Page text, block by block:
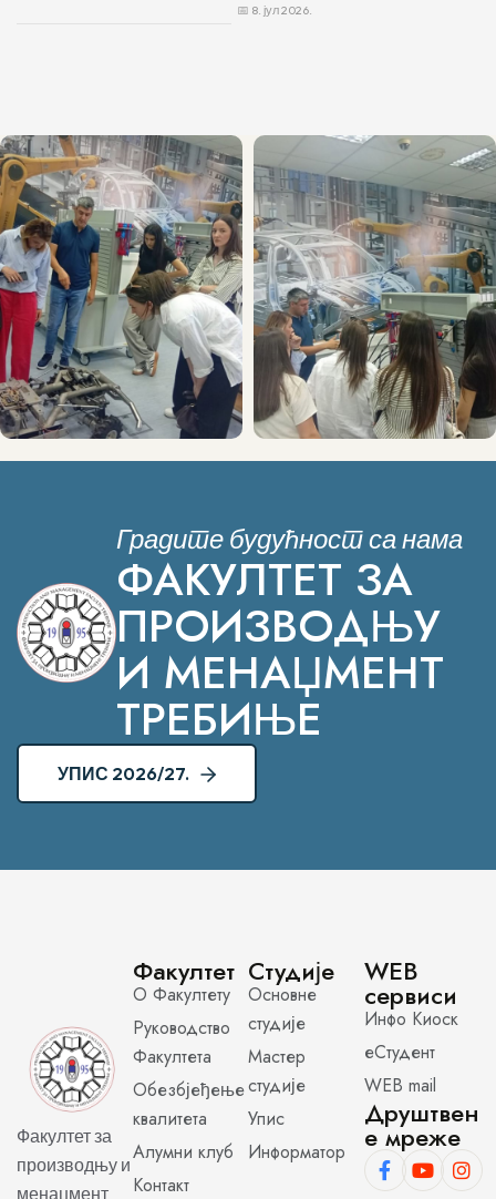
8. јул 2026.
Градите будућност са нама
ФАКУЛТЕТ ЗА
ПРОИЗВОДЊУ
И МЕНАЏМЕНТ
ТРЕБИЊЕ
УПИС 2026/27.
Факултет за
производњу и
менаџмент
Факултет
О Факултету
Руководство
Факултета
Обезбјеђење
квалитета
Алумни клуб
Контакт
Студије
Основне
студије
Мастер
студије
Упис
Информатор
WEB
сервиси
Инфо Киоск
еСтудент
WEB mail
Друштвен
е мреже